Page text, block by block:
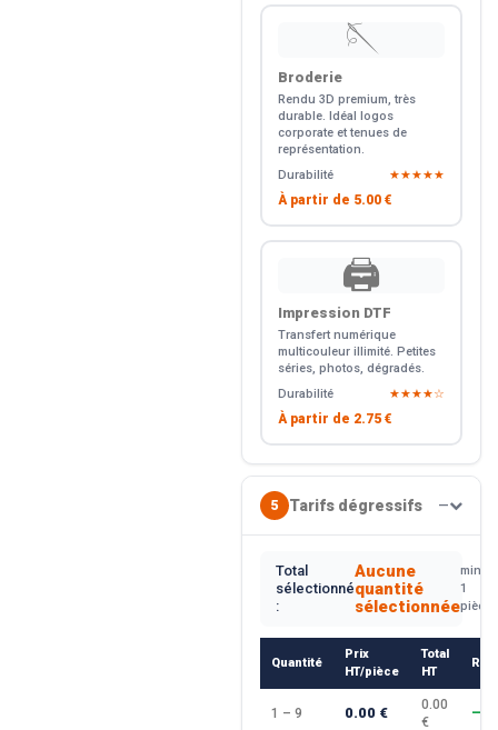
🪡
Broderie
Rendu 3D premium, très
durable. Idéal logos
corporate et tenues de
représentation.
Durabilité
★★★★★
À partir de 5.00 €
🖨️
Impression DTF
Transfert numérique
multicouleur illimité. Petites
séries, photos, dégradés.
Durabilité
★★★★☆
À partir de 2.75 €
5 Tarifs dégressifs —
Total
sélectionné
:
Aucune
quantité
sélectionnée
min.
1
pièce
Quantité
Prix
HT/pièce
Total
HT
1 – 9 0.00 €
0.00
€
—